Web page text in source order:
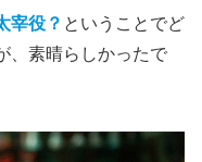
宰役？ ということでど
、素晴らしかったで